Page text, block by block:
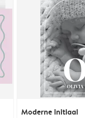
Moderne initiaal